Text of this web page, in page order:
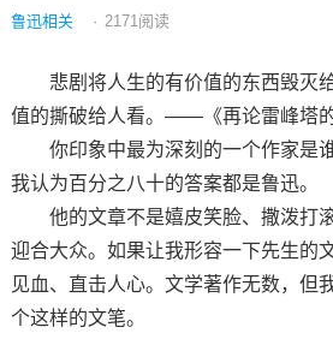
鲁迅相关 · 2171 阅读
悲剧将人生的有价值的东西毁灭
值的撕破给人看。——《再论雷峰塔的
你印象中最为深刻的一个作家是谁
我认为百分之八十的答案都是鲁迅。
他的文章不是嬉皮笑脸、撒泼打滚
迎合大众。如果让我形容一下先生的
见血、直击人心。文学著作无数，但
个这样的文笔。